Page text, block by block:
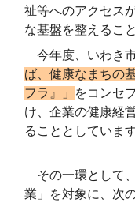
祉等へのアクセス
な基盤を整えるこ
今年度、いわき市
ば、健康なまちの
フラ』」 をコンセ
け、企業の健康経
ることとしています
その一環として、
業」を対象に、次